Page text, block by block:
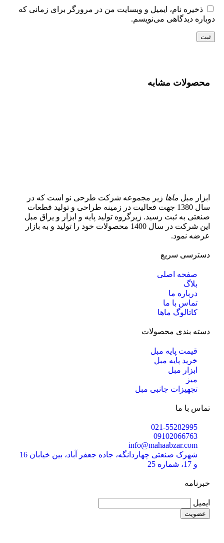
ذخیره نام، ایمیل و وبسایت من در مرورگر برای زمانی که
دوباره دیدگاهی می‌نویسم.
محصولات مشابه
ابزار مبل ماها زیر مجموعه شرکت طرحی نو است که در
سال 1380 جهت فعالیت در زمینه طراحی و تولید قطعات
صنعتی به ثبت رسید. زیرگروه تولید پایه و ابزار و یراق مبل
این شرکت در سال 1400 محصولات خود را تولید و به بازار
عرضه نمود.
دسترسی سریع
صفحه اصلی
بلاگ
درباره ما
تماس با ما
کاتالوگ ماها
دسته بندی محصولات
قیمت پایه مبل
خرید پایه مبل
ابزار مبل
میز
تجهیزات جانبی مبل
تماس با ما
021-55282995
09102066763
info@mahaabzar.com
شهرک صنعتی چهاردانگه، جاده جعفر آباد، بین خیابان 16
و 17، شماره 25
خبرنامه
ایمیل